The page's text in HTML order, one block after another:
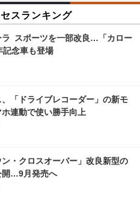
スランキング
ラ スポーツを一部改良…「カロー
記念車も登場
「ドライブレコーダー」の新モ
連動で使い勝手向上
ン・クロスオーバー」改良新型の
開…9月発売へ